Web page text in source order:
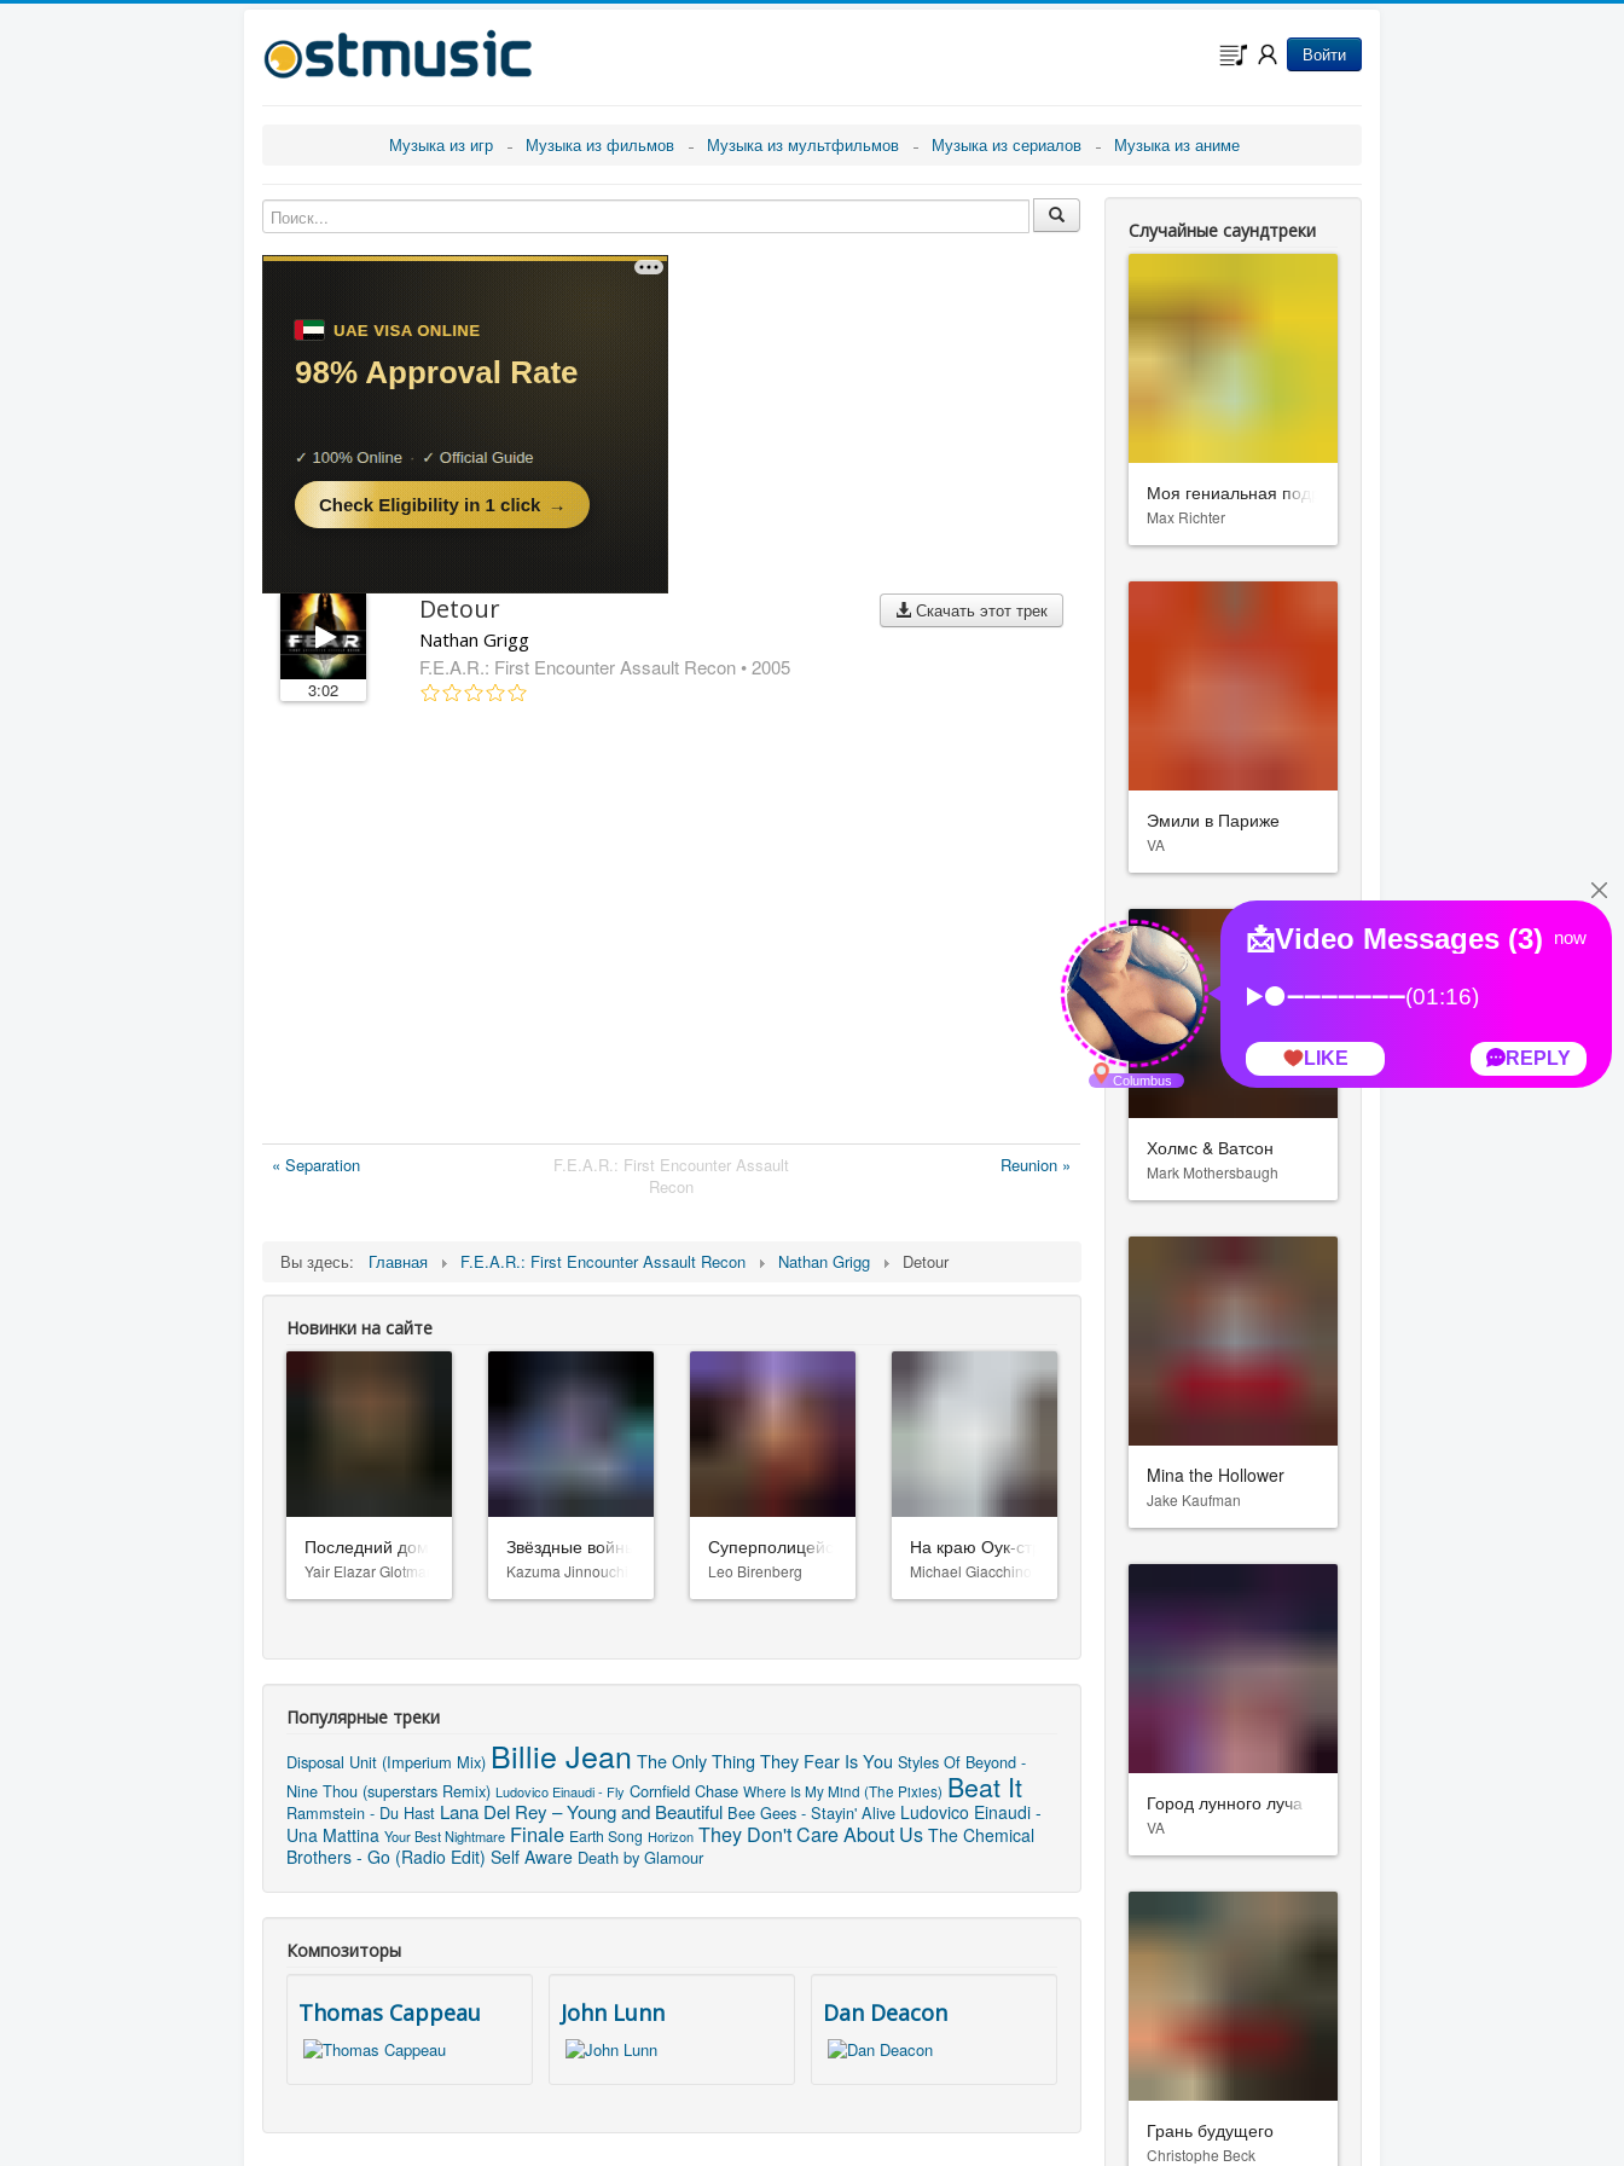
Войти
Музыка из игр Музыка из фильмов Музыка из мультфильмов Музыка из сериалов Музыка из аниме
3:02
Скачать этот трек
Detour
Nathan Grigg
F.E.A.R.: First Encounter Assault Recon • 2005
« Separation
F.E.A.R.: First Encounter Assault
Recon
Reunion »
Вы здесь: Главная F.E.A.R.: First Encounter Assault Recon Nathan Grigg Detour
Новинки на сайте
Последний дом
Yair Elazar Glotman
Звёздные войны: Видения. Девятый джедай
Kazuma Jinnouchi
Суперполицейские 3
Leo Birenberg
На краю Оук-стрит
Michael Giacchino
Популярные треки
Disposal Unit (Imperium Mix) Billie Jean The Only Thing They Fear Is You Styles Of Beyond -
Nine Thou (superstars Remix) Ludovico Einaudi - Fly Cornfield Chase Where Is My Mind (The Pixies) Beat It
Rammstein - Du Hast Lana Del Rey – Young and Beautiful Bee Gees - Stayin' Alive Ludovico Einaudi -
Una Mattina Your Best Nightmare Finale Earth Song Horizon They Don't Care About Us The Chemical
Brothers - Go (Radio Edit) Self Aware Death by Glamour
Композиторы
Thomas Cappeau John Lunn Dan Deacon
Случайные саундтреки
Моя гениальная подруга
Max Richter
Эмили в Париже
VA
Холмс & Ватсон
Mark Mothersbaugh
Mina the Hollower
Jake Kaufman
Город лунного луча
VA
Грань будущего
Christophe Beck